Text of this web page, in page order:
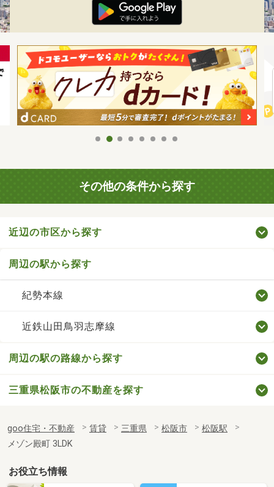
その他の条件から探す
近辺の市区から探す
周辺の駅から探す
紀勢本線
近鉄山田鳥羽志摩線
周辺の駅の路線から探す
三重県松阪市の不動産を探す
goo住宅・不動産 賃貸 三重県 松阪市
松阪駅
メゾン殿町 3LDK
お役立ち情報